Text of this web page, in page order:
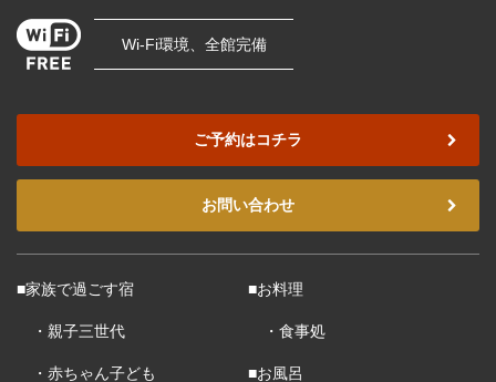
Wi-Fi環境、全館完備
ご予約はコチラ
お問い合わせ
■家族で過ごす宿
・親子三世代
・赤ちゃん子ども
■お料理
・食事処
■お風呂